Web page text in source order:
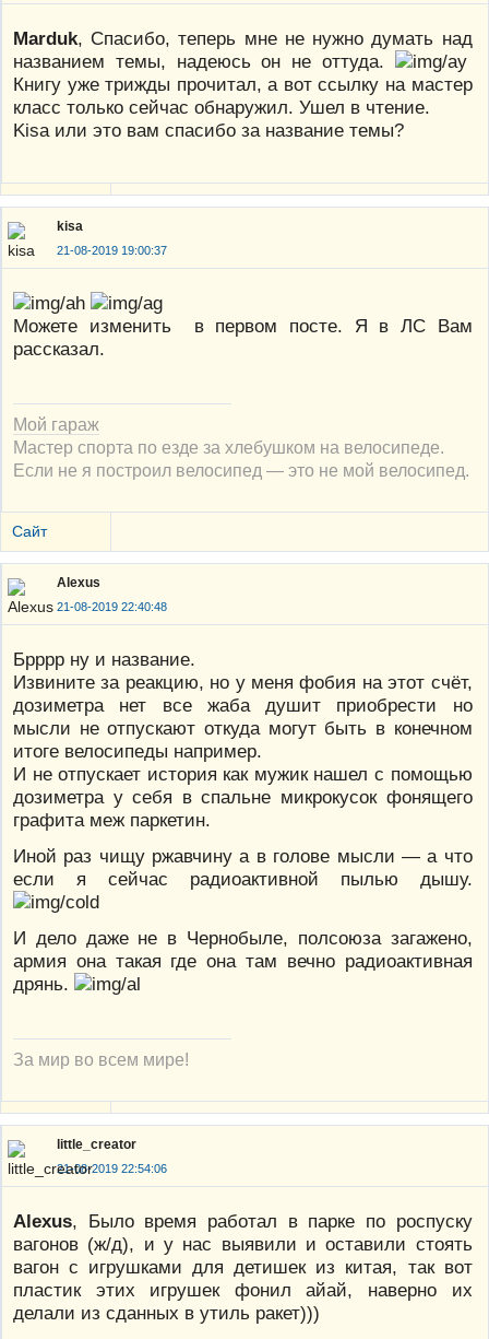
Marduk, Спасибо, теперь мне не нужно думать над
названием темы, надеюсь он не оттуда.
Книгу уже трижды прочитал, а вот ссылку на мастер
класс только сейчас обнаружил. Ушел в чтение.
Kisa или это вам спасибо за название темы?
kisa
21-08-2019 19:00:37
Можете изменить в первом посте. Я в ЛС Вам
рассказал.
Мой гараж
Мастер спорта по езде за хлебушком на велосипеде.
Если не я построил велосипед — это не мой велосипед.
Сайт
Alexus
21-08-2019 22:40:48
Брррр ну и название.
Извините за реакцию, но у меня фобия на этот счёт,
дозиметра нет все жаба душит приобрести но
мысли не отпускают откуда могут быть в конечном
итоге велосипеды например.
И не отпускает история как мужик нашел с помощью
дозиметра у себя в спальне микрокусок фонящего
графита меж паркетин.
Иной раз чищу ржавчину а в голове мысли — а что
если я сейчас радиоактивной пылью дышу.
И дело даже не в Чернобыле, полсоюза загажено,
армия она такая где она там вечно радиоактивная
дрянь.
За мир во всем мире!
little_creator
21-08-2019 22:54:06
Alexus, Было время работал в парке по роспуску
вагонов (ж/д), и у нас выявили и оставили стоять
вагон с игрушками для детишек из китая, так вот
пластик этих игрушек фонил айай, наверно их
делали из сданных в утиль ракет)))